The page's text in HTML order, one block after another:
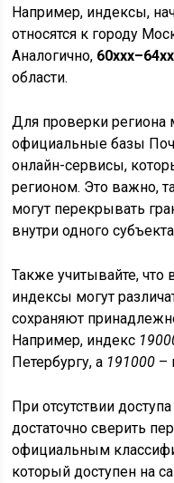
Например, индексы,
относятся к городу
Аналогично,
области.
Для проверки региона
официальные базы
онлайн-сервисы,
регионом. Это важно,
могут перекрывать
внутри одного
Также учитывайте, что
индексы могут
сохраняют
Например, индекс
Петербургу, а 191000 –
При отсутствии
достаточно сверить
официальным
который доступен на